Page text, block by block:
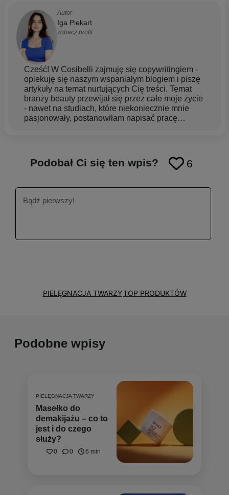
Autor
Iga Piekart
zobacz profil
Cześć! W Cosibelli zajmuję się copywritingiem -
opiekuję się naszym wspaniałym blogiem i piszę
artykuły na temat nurtujących Cię treści. Temat
branży beauty przewijał się przez całe moje życie
- nawet na studiach, które niekoniecznie mnie
pasjonowały, postanowiłam napisać pracę
bardziej zaczęła pochłaniać mnie tematyka
pielęgnacji. Uważam, że każdy z nas zasługuje
mnie dzielenie się z Tobą tą wiedzą oraz pomoc w
zrozumieniu jak dbać o siebie i swoją skórę.
Podobał Ci się ten wpis? 6
PIELĘGNACJA TWARZYTOP PRODUKTÓW
Podobne wpisy
PIELĘGNACJA TWARZY
Masełko do
demakijażu – co to
jest i do czego
służy?
0 0 6 min